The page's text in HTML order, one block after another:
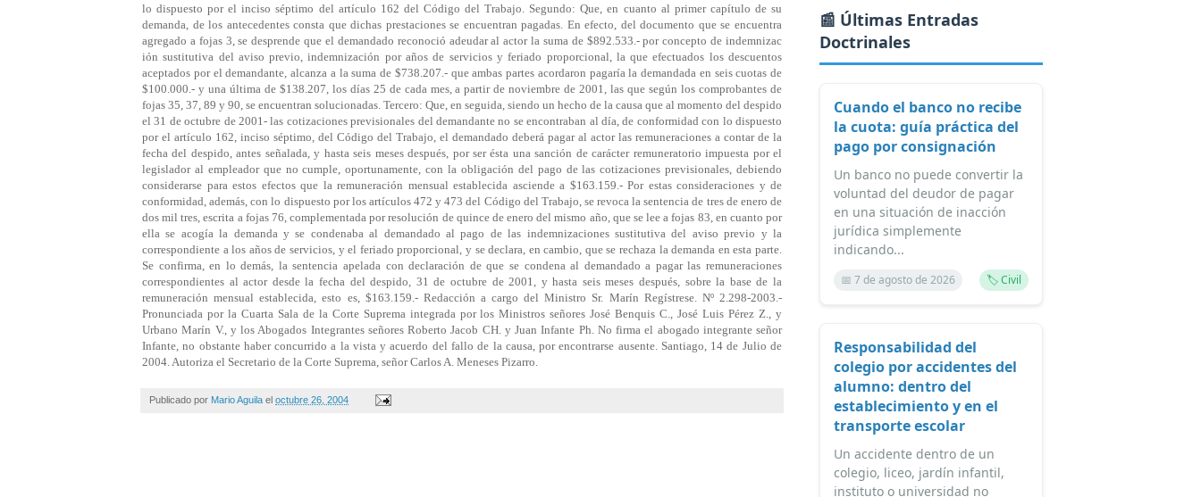
lo dispuesto por el inciso séptimo del artículo 162 del Código del Trabajo. Segundo: Que, en cuanto al primer capítulo de su
demanda, de los antecedentes consta que dichas prestaciones se encuentran pagadas. En efecto, del documento que se encuentra
agregado a fojas 3, se desprende que el demandado reconoció adeudar al actor la suma de $892.533.- por concepto de indemnizac
ión sustitutiva del aviso previo, indemnización por años de servicios y feriado proporcional, la que efectuados los descuentos
aceptados por el demandante, alcanza a la suma de $738.207.- que ambas partes acordaron pagaría la demandada en seis cuotas de
$100.000.- y una última de $138.207, los días 25 de cada mes, a partir de noviembre de 2001, las que según los comprobantes de
fojas 35, 37, 89 y 90, se encuentran solucionadas. Tercero: Que, en seguida, siendo un hecho de la causa que al momento del despido
el 31 de octubre de 2001- las cotizaciones previsionales del demandante no se encontraban al día, de conformidad con lo dispuesto
por el artículo 162, inciso séptimo, del Código del Trabajo, el demandado deberá pagar al actor las remuneraciones a contar de la
fecha del despido, antes señalada, y hasta seis meses después, por ser ésta una sanción de carácter remuneratorio impuesta por el
legislador al empleador que no cumple, oportunamente, con la obligación del pago de las cotizaciones previsionales, debiendo
considerarse para estos efectos que la remuneración mensual establecida asciende a $163.159.- Por estas consideraciones y de
conformidad, además, con lo dispuesto por los artículos 472 y 473 del Código del Trabajo, se revoca la sentencia de tres de enero de
dos mil tres, escrita a fojas 76, complementada por resolución de quince de enero del mismo año, que se lee a fojas 83, en cuanto por
ella se acogía la demanda y se condenaba al demandado al pago de las indemnizaciones sustitutiva del aviso previo y la
correspondiente a los años de servicios, y el feriado proporcional, y se declara, en cambio, que se rechaza la demanda en esta parte.
Se confirma, en lo demás, la sentencia apelada con declaración de que se condena al demandado a pagar las remuneraciones
correspondientes al actor desde la fecha del despido, 31 de octubre de 2001, y hasta seis meses después, sobre la base de la
remuneración mensual establecida, esto es, $163.159.- Redacción a cargo del Ministro Sr. Marín Regístrese. Nº 2.298-2003.-
Pronunciada por la Cuarta Sala de la Corte Suprema integrada por los Ministros señores José Benquis C., José Luis Pérez Z., y
Urbano Marín V., y los Abogados Integrantes señores Roberto Jacob CH. y Juan Infante Ph. No firma el abogado integrante señor
Infante, no obstante haber concurrido a la vista y acuerdo del fallo de la causa, por encontrarse ausente. Santiago, 14 de Julio de
2004. Autoriza el Secretario de la Corte Suprema, señor Carlos A. Meneses Pizarro.
Publicado por Mario Aguila el octubre 26, 2004
📰 Últimas Entradas
Doctrinales
Cuando el banco no recibe
la cuota: guía práctica del
pago por consignación
Un banco no puede convertir la
voluntad del deudor de pagar
en una situación de inacción
jurídica simplemente
indicando...
📅 7 de agosto de 2026 🏷️ Civil
Responsabilidad del
colegio por accidentes del
alumno: dentro del
establecimiento y en el
transporte escolar
Un accidente dentro de un
colegio, liceo, jardín infantil,
instituto o universidad no